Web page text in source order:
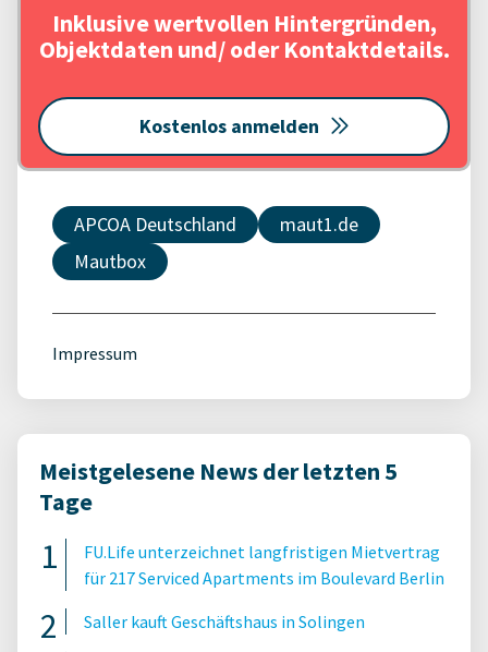
Inklusive wertvollen Hintergründen,
Objektdaten und/ oder Kontaktdetails.
Kostenlos anmelden
APCOA Deutschland
maut1.de
Mautbox
Impressum
Meistgelesene News der letzten 5
Tage
FU.Life unterzeichnet langfristigen Mietvertrag
für 217 Serviced Apartments im Boulevard Berlin
Saller kauft Geschäftshaus in Solingen